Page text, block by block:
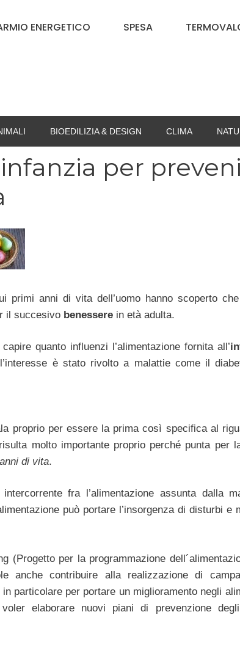
ENERGETICO SPESA
BIOEDILIZIA & DESIGN CLIMA
per
anni di vita dell’uomo hanno scoperto
il succesivo benessere in età adulta.
quanto influenzi l’alimentazione fornita all’
è stato rivolto a malattie come il
proprio per essere la prima così specifica al
molto importante proprio perché punta per
di vita.
fra l’alimentazione assunta dalla
può portare l’insorgenza di disturbi e
(Progetto per la programmazione
anche contribuire alla realizzazione di
particolare per portare un miglioramento negli
elaborare nuovi piani di prevenzione